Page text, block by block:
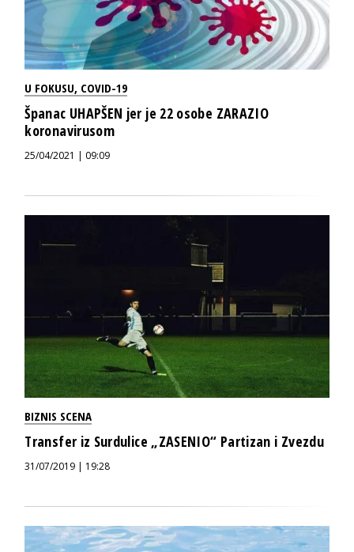
U FOKUSU, COVID-19
Španac UHAPŠEN jer je 22 osobe ZARAZIO
koronavirusom
25/04/2021 | 09:09
BIZNIS SCENA
Transfer iz Surdulice „ZASENIO“ Partizan i Zvezdu
31/07/2019 | 19:28